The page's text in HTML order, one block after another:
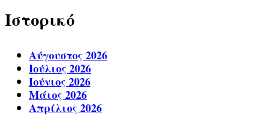
Ιστορικό
Αύγουστος 2026
Ιούλιος 2026
Ιούνιος 2026
Μάιος 2026
Απρίλιος 2026